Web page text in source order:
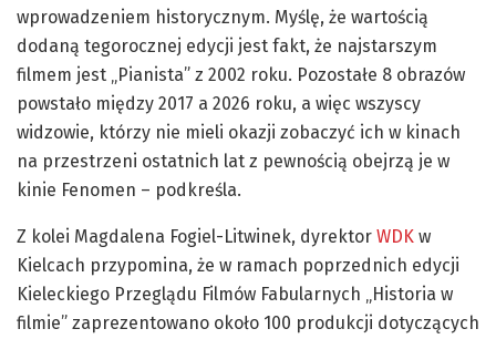
wprowadzeniem historycznym. Myślę, że wartością
dodaną tegorocznej edycji jest fakt, że najstarszym
filmem jest „Pianista” z 2002 roku. Pozostałe 8 obrazów
powstało między 2017 a 2026 roku, a więc wszyscy
widzowie, którzy nie mieli okazji zobaczyć ich w kinach
na przestrzeni ostatnich lat z pewnością obejrzą je w
kinie Fenomen – podkreśla.
Z kolei Magdalena Fogiel-Litwinek, dyrektor WDK w
Kielcach przypomina, że w ramach poprzednich edycji
Kieleckiego Przeglądu Filmów Fabularnych „Historia w
filmie” zaprezentowano około 100 produkcji dotyczących